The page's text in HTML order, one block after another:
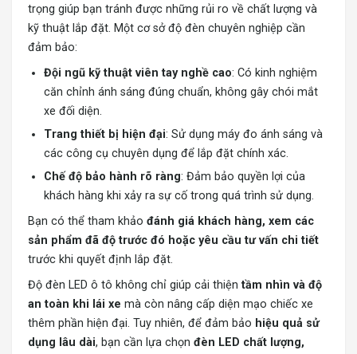
trọng giúp bạn tránh được những rủi ro về chất lượng và
kỹ thuật lắp đặt. Một cơ sở độ đèn chuyên nghiệp cần
đảm bảo:
Đội ngũ kỹ thuật viên tay nghề cao: Có kinh nghiệm
căn chỉnh ánh sáng đúng chuẩn, không gây chói mắt
xe đối diện.
Trang thiết bị hiện đại: Sử dụng máy đo ánh sáng và
các công cụ chuyên dụng để lắp đặt chính xác.
Chế độ bảo hành rõ ràng: Đảm bảo quyền lợi của
khách hàng khi xảy ra sự cố trong quá trình sử dụng.
Bạn có thể tham khảo đánh giá khách hàng, xem các
sản phẩm đã độ trước đó hoặc yêu cầu tư vấn chi tiết
trước khi quyết định lắp đặt.
Độ đèn LED ô tô không chỉ giúp cải thiệntầm nhìn và độ
an toàn khi lái xe mà còn nâng cấp diện mạo chiếc xe
thêm phần hiện đại. Tuy nhiên, để đảm bảo hiệu quả sử
dụng lâu dài, bạn cần lựa chọn đèn LED chất lượng,